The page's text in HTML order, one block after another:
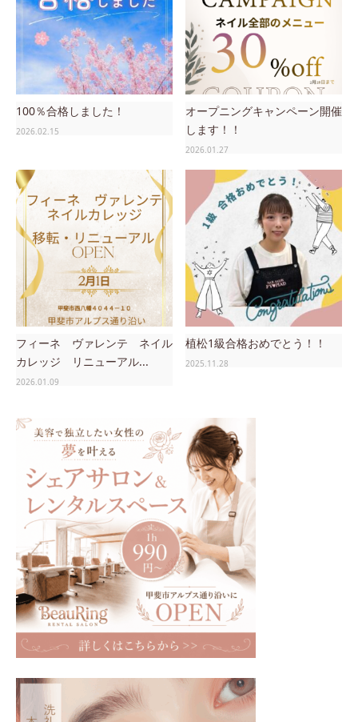
100％合格しました！
2026.02.15
オープニングキャンペーン開催
します！！
2026.01.27
フィーネ ヴァレンテ ネイル
カレッジ リニューアル...
2026.01.09
植松1級合格おめでとう！！
2025.11.28